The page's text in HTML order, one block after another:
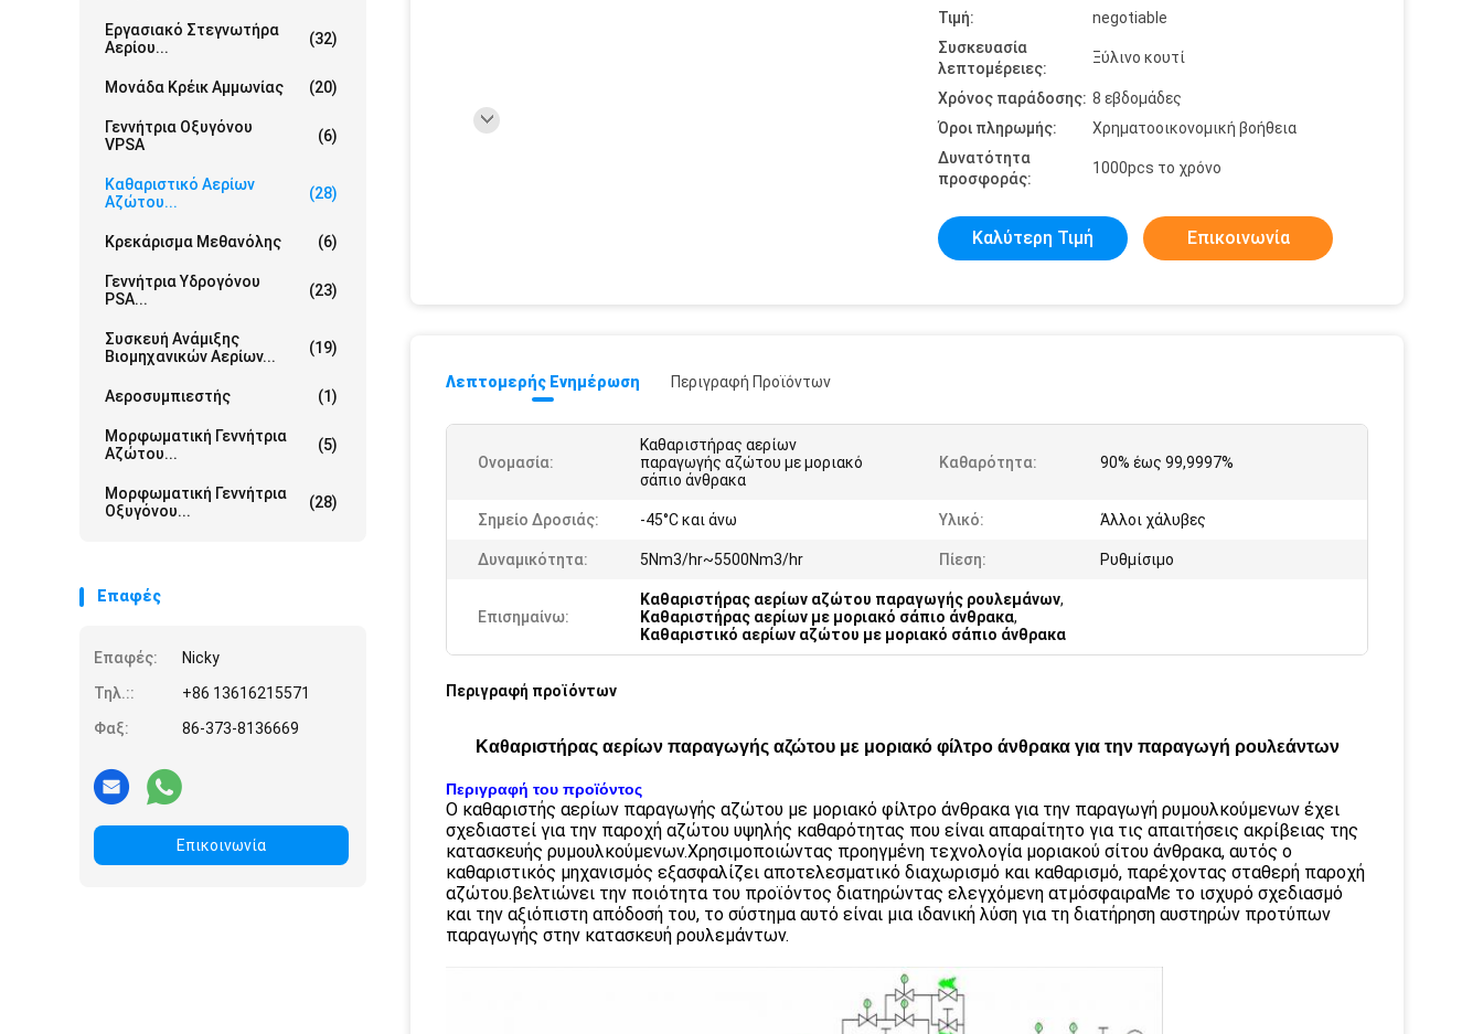
Εργασιακό Στεγνωτήρα
Αερίου...
(32)
Μονάδα Κρέικ Αμμωνίας (20)
Γεννήτρια Οξυγόνου
VPSA
(6)
Καθαριστικό Αερίων
Αζώτου...
(28)
Κρεκάρισμα Μεθανόλης (6)
Γεννήτρια Υδρογόνου
PSA...
(23)
Συσκευή Ανάμιξης
Βιομηχανικών Αερίων...
(19)
Αεροσυμπιεστής (1)
Μορφωματική Γεννήτρια
Αζώτου...
(5)
Μορφωματική Γεννήτρια
Οξυγόνου...
(28)
Επαφές
Επαφές:
Nicky
Τηλ.::
+86 13616215571
Φαξ:
86-373-8136669
Επικοινωνία
Τιμή:
negotiable
Συσκευασία
λεπτομέρειες:
Ξύλινο κουτί
Χρόνος παράδοσης: 8 εβδομάδες
Όροι πληρωμής:
Χρηματοοικονομική βοήθεια
Δυνατότητα
προσφοράς:
1000pcs το χρόνο
Καλύτερη Τιμή Επικοινωνία
Λεπτομερής Ενημέρωση Περιγραφή Προϊόντων
Ονομασία:
Καθαριστήρας αερίων
παραγωγής αζώτου με μοριακό
σάπιο άνθρακα
Καθαρότητα: 90% έως 99,9997%
Σημείο Δροσιάς: -45°C και άνω Υλικό: Άλλοι χάλυβες
Δυναμικότητα: 5Nm3/hr~5500Nm3/hr Πίεση: Ρυθμίσιμο
Επισημαίνω:
Καθαριστήρας αερίων αζώτου παραγωγής ρουλεμάνων,
Καθαριστήρας αερίων με μοριακό σάπιο άνθρακα,
Καθαριστικό αερίων αζώτου με μοριακό σάπιο άνθρακα
Περιγραφή προϊόντων
Καθαριστήρας αερίων παραγωγής αζώτου με μοριακό φίλτρο άνθρακα για την παραγωγή ρουλεάντων
Περιγραφή του προϊόντος
Ο καθαριστής αερίων παραγωγής αζώτου με μοριακό φίλτρο άνθρακα για την παραγωγή ρυμουλκούμενων έχει
σχεδιαστεί για την παροχή αζώτου υψηλής καθαρότητας που είναι απαραίτητο για τις απαιτήσεις ακρίβειας της
κατασκευής ρυμουλκούμενων.Χρησιμοποιώντας προηγμένη τεχνολογία μοριακού σίτου άνθρακα, αυτός ο
καθαριστικός μηχανισμός εξασφαλίζει αποτελεσματικό διαχωρισμό και καθαρισμό, παρέχοντας σταθερή παροχή
αζώτου.βελτιώνει την ποιότητα του προϊόντος διατηρώντας ελεγχόμενη ατμόσφαιραΜε το ισχυρό σχεδιασμό
και την αξιόπιστη απόδοσή του, το σύστημα αυτό είναι μια ιδανική λύση για τη διατήρηση αυστηρών προτύπων
παραγωγής στην κατασκευή ρουλεμάντων.